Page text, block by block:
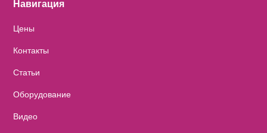
Навигация
Цены
Контакты
Статьи
Оборудование
Видео